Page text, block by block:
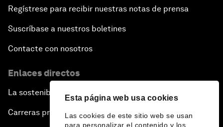
Esta página web usa cookies
Las cookies de este sitio web se usan
para personalizar el contenido y los
Regístrese para recibir nuestras notas de prensa
Suscríbase a nuestros boletines
Contacte con nosotros
Enlaces directos
La sostenibilidad en el Foro
Carreras profesionales